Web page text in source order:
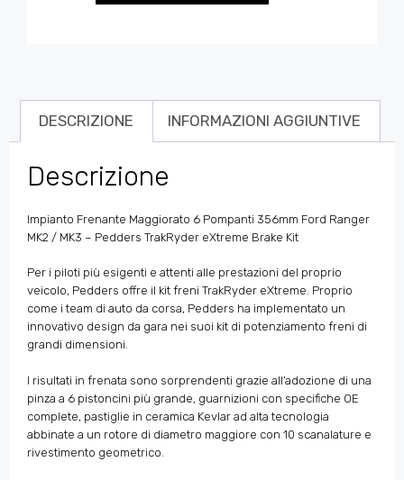
DESCRIZIONE INFORMAZIONI AGGIUNTIVE
Descrizione
Impianto Frenante Maggiorato 6 Pompanti 356mm Ford Ranger
MK2 / MK3 – Pedders TrakRyder eXtreme Brake Kit
Per i piloti più esigenti e attenti alle prestazioni del proprio
veicolo, Pedders offre il kit freni TrakRyder eXtreme. Proprio
come i team di auto da corsa, Pedders ha implementato un
innovativo design da gara nei suoi kit di potenziamento freni di
grandi dimensioni.
I risultati in frenata sono sorprendenti grazie all’adozione di una
pinza a 6 pistoncini più grande, guarnizioni con specifiche OE
complete, pastiglie in ceramica Kevlar ad alta tecnologia
abbinate a un rotore di diametro maggiore con 10 scanalature e
rivestimento geometrico.